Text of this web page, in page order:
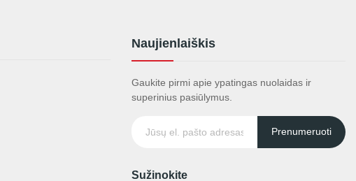
Naujienlaiškis
Gaukite pirmi apie ypatingas nuolaidas ir
superinius pasiūlymus.
Prenumeruoti
Sužinokite